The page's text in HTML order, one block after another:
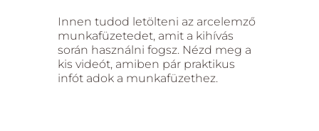
Innen tudod letölteni az arcelemző
munkafüzetedet, amit a kihívás
során használni fogsz. Nézd meg a
kis videót, amiben pár praktikus
infót adok a munkafüzethez.